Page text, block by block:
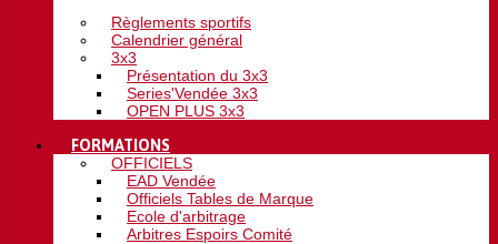
Règlements sportifs
Calendrier général
3x3
Présentation du 3x3
Series'Vendée 3x3
OPEN PLUS 3x3
FORMATIONS
OFFICIELS
EAD Vendée
Officiels Tables de Marque
Ecole d'arbitrage
Arbitres Espoirs Comité